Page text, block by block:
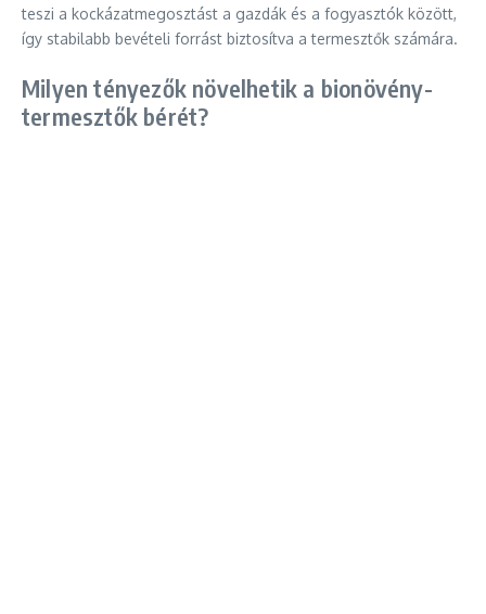
teszi a kockázatmegosztást a gazdák és a fogyasztók között,
így stabilabb bevételi forrást biztosítva a termesztők számára.
Milyen tényezők növelhetik a bionövény-
termesztők bérét?